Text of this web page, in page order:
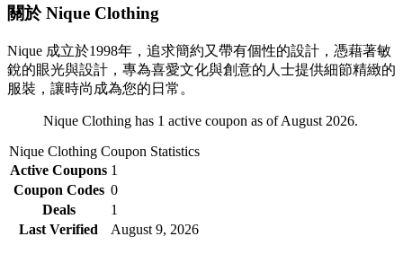
關於 Nique Clothing
Nique 成立於1998年，追求簡約又帶有個性的設計，憑藉著敏
銳的眼光與設計，專為喜愛文化與創意的人士提供細節精緻的
服裝，讓時尚成為您的日常。
Nique Clothing has 1 active coupon as of August 2026.
Nique Clothing Coupon Statistics
Active Coupons 1
Coupon Codes 0
Deals
1
Last Verified
August 9, 2026